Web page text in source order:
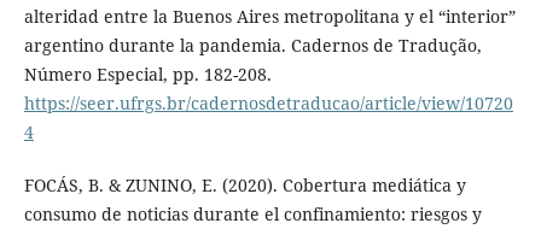
alteridad entre la Buenos Aires metropolitana y el “interior”
argentino durante la pandemia. Cadernos de Tradução,
Número Especial, pp. 182-208.
https://seer.ufrgs.br/cadernosdetraducao/article/view/10720
4
FOCÁS, B. & ZUNINO, E. (2020). Cobertura mediática y
consumo de noticias durante el confinamiento: riesgos y